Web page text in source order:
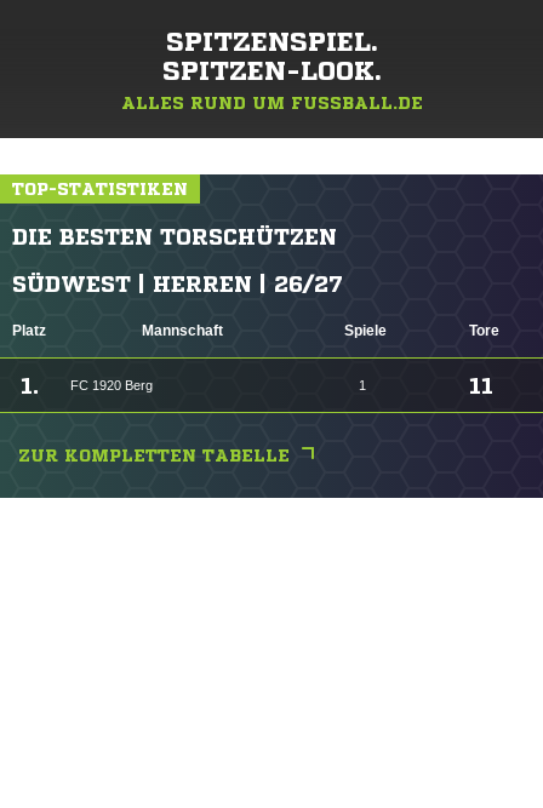
SPITZENSPIEL.
SPITZEN-LOOK.
ALLES RUND UM FUSSBALL.DE
TOP-STATISTIKEN
DIE BESTEN TORSCHÜTZEN
SÜDWEST | HERREN | 26/27
Platz Mannschaft Spiele Tore
1. FC 1920 Berg 1 11
ZUR KOMPLETTEN TABELLE